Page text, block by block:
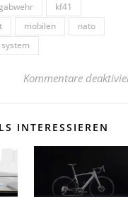
kf41
mobilen
nato
system
Kommentare
INTERESSIEREN